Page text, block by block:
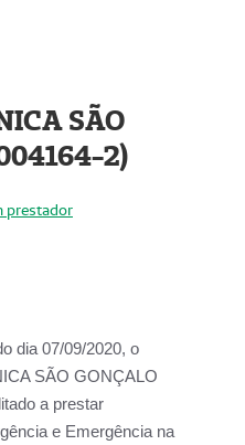
SÃO
2)
prestador
dia 07/09/2020, o
SÃO GONÇALO
a prestar
e Emergência na